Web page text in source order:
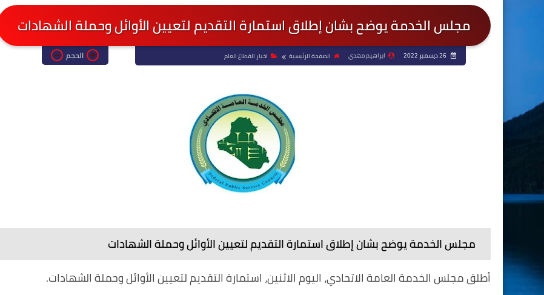
مجلس الخدمة يوضح بشان إطلاق استمارة التقديم لتعيين الأوائل وحملة الشهادات
ابراهيم مهدي الصفحة الرئيسية اخبار القطاع العام الحجم
مجلس الخدمة يوضح بشان إطلاق استمارة التقديم لتعيين الأوائل وحملة الشهادات
أطلق مجلس الخدمة العامة الاتحادي، اليوم الاثنين، استمارة التقديم لتعيين الأوائل وحملة الشهادات.